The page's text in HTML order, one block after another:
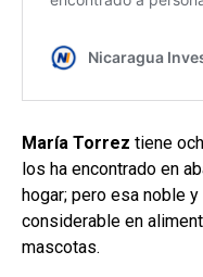
María Torrez tiene
los ha encontrado en
hogar; pero esa noble
considerable en
mascotas.